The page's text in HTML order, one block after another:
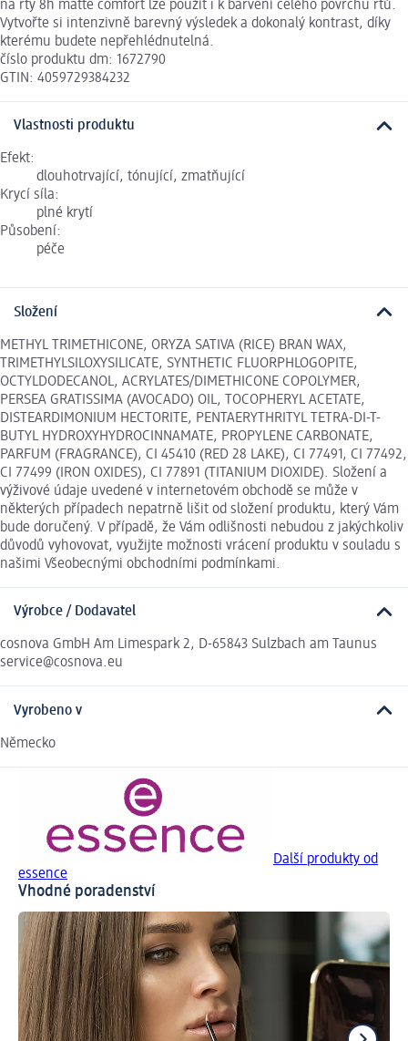
na rty 8h matte comfort lze použít i k barvení celého povrchu rtů.
Vytvořte si intenzivně barevný výsledek a dokonalý kontrast, díky
kterému budete nepřehlédnutelná.
číslo produktu dm: 1672790
GTIN: 4059729384232
Vlastnosti produktu
Efekt:
dlouhotrvající, tónující, zmatňující
Krycí síla:
plné krytí
Působení:
péče
Složení
METHYL TRIMETHICONE, ORYZA SATIVA (RICE) BRAN WAX,
TRIMETHYLSILOXYSILICATE, SYNTHETIC FLUORPHLOGOPITE,
OCTYLDODECANOL, ACRYLATES/DIMETHICONE COPOLYMER,
PERSEA GRATISSIMA (AVOCADO) OIL, TOCOPHERYL ACETATE,
DISTEARDIMONIUM HECTORITE, PENTAERYTHRITYL TETRA-DI-T-
BUTYL HYDROXYHYDROCINNAMATE, PROPYLENE CARBONATE,
PARFUM (FRAGRANCE), CI 45410 (RED 28 LAKE), CI 77491, CI 77492,
CI 77499 (IRON OXIDES), CI 77891 (TITANIUM DIOXIDE). Složení a
výživové údaje uvedené v internetovém obchodě se může v
některých případech nepatrně lišit od složení produktu, který Vám
bude doručený. V případě, že Vám odlišnosti nebudou z jakýchkoliv
důvodů vyhovovat, využijte možnosti vrácení produktu v souladu s
našimi Všeobecnými obchodními podmínkami.
Výrobce / Dodavatel
cosnova GmbH Am Limespark 2, D-65843 Sulzbach am Taunus
service@cosnova.eu
Vyrobeno v
Německo
Další produkty od
essence
Vhodné poradenství